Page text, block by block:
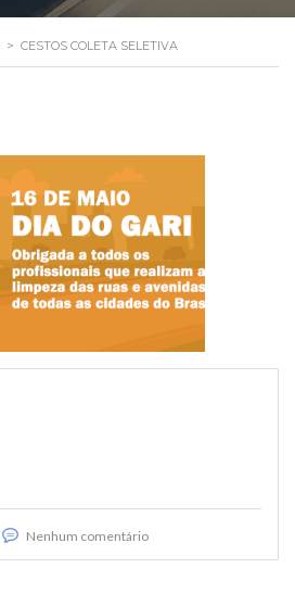
> CESTOS COLETA SELETIVA
Nenhum comentário